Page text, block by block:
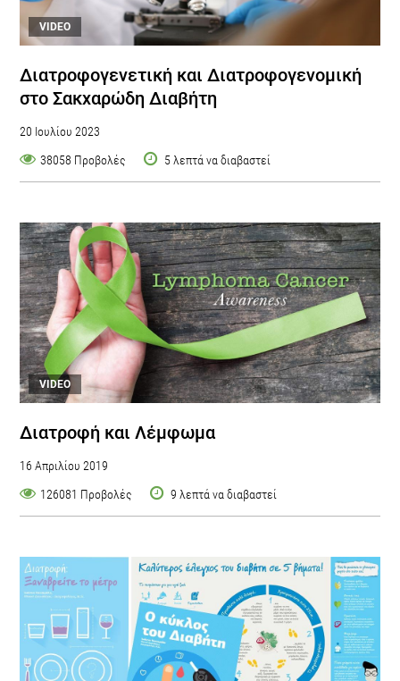
VIDEO
Διατροφογενετική και Διατροφογενομική
στο Σακχαρώδη Διαβήτη
20 Ιουλίου 2023
38058 Προβολές
5 λεπτά να διαβαστεί
VIDEO
Διατροφή και Λέμφωμα
16 Απριλίου 2019
126081 Προβολές
9 λεπτά να διαβαστεί